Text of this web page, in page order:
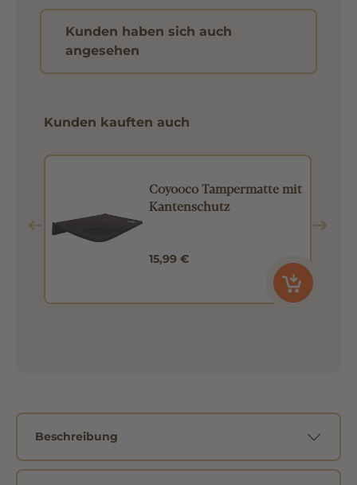
Kunden haben sich auch
angesehen
Kunden kauften auch
Coyooco Tampermatte mit
Kantenschutz
15,99 €
Beschreibung